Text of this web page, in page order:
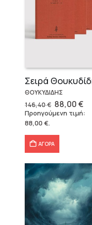
ΘΟΥΚΥΔΙΔΗΣ
146,40€ Original
price
was:
88,00€Η
Προηγούμενη τιμή:
88,00€.
ΑΓΟΡΑ